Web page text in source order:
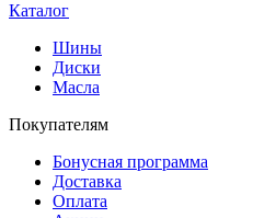
Каталог
Шины
Диски
Масла
Покупателям
Бонусная программа
Доставка
Оплата